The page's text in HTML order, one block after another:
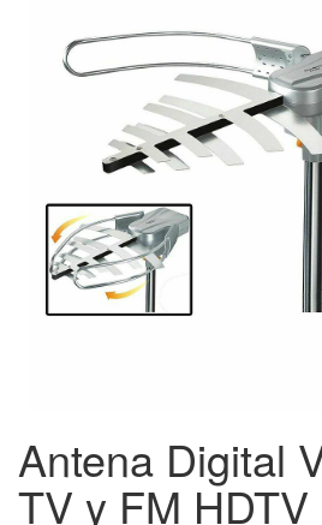
Antena Digital
TV y FM